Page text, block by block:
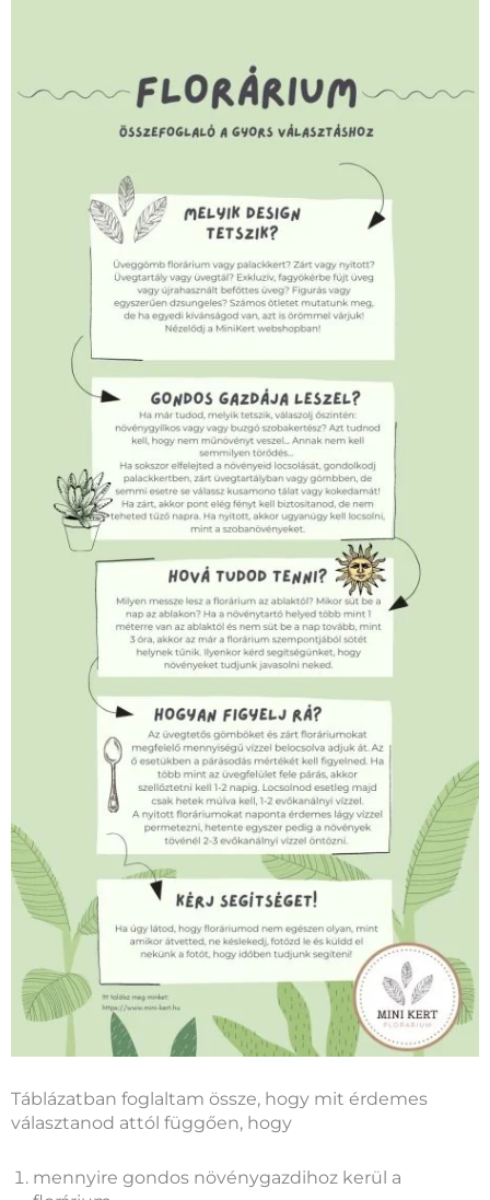
Táblázatban foglaltam össze, hogy mit érdemes
választanod attól függően, hogy
mennyire gondos növénygazdihoz kerül a